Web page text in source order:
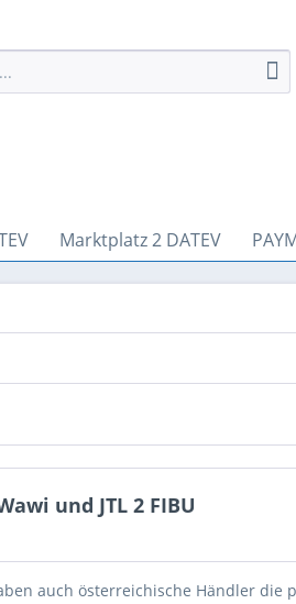
Marktplatz 2 DATEV
und JTL 2 FIBU
auch österreichische Händler die